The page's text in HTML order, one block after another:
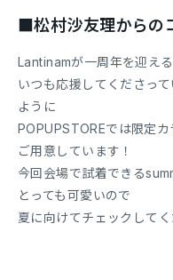
■松村沙友理からの
Lantinamが一周年を迎え
いつも応援してくださっ
ように
POPUPSTOREでは限定カ
ご用意しています！
今回会場で試着できる
とっても可愛いので
夏に向けてチェックして